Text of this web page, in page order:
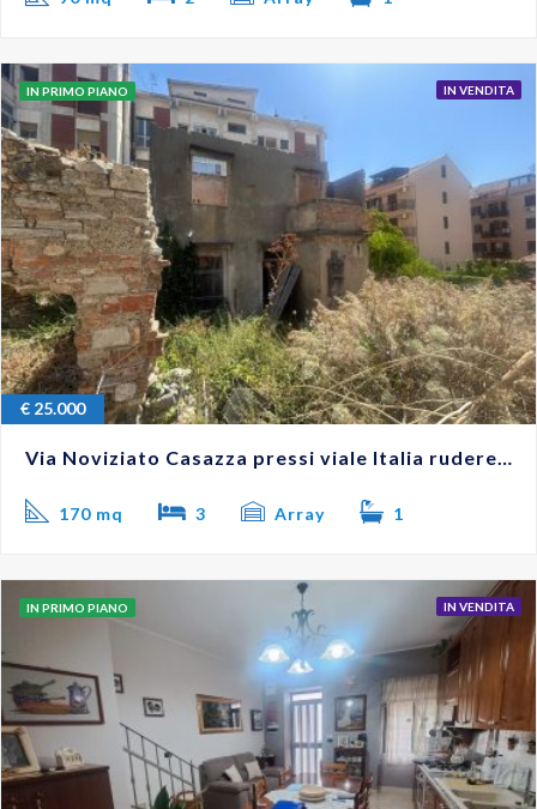
IN PRIMO PIANO IN VENDITA
€ 25.000
Via Noviziato Casazza pressi viale Italia rudere con giardino #VO18276
170 mq 3 Array 1
IN PRIMO PIANO IN VENDITA